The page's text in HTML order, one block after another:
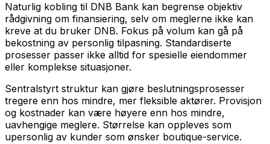
Naturlig kobling til DNB Bank kan begrense objektiv
rådgivning om finansiering, selv om meglerne ikke kan
kreve at du bruker DNB. Fokus på volum kan gå på
bekostning av personlig tilpasning. Standardiserte
prosesser passer ikke alltid for spesielle eiendommer
eller komplekse situasjoner.
Sentralstyrt struktur kan gjøre beslutningsprosesser
tregere enn hos mindre, mer fleksible aktører. Provisjon
og kostnader kan være høyere enn hos mindre,
uavhengige meglere. Størrelse kan oppleves som
upersonlig av kunder som ønsker boutique-service.